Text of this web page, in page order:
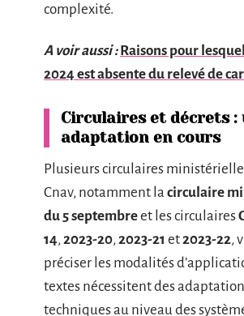
complexité.
A voir aussi : Raisons pour
2024 est absente du relevé de
Circulaires et décrets :
adaptation en cours
Plusieurs circulaires
Cnav, notamment la circulaire
du 5 septembreet les circulaires
14,2023-20,2023-21 et2023-22,
préciser les modalités
textes nécessitent des
techniques au niveau des